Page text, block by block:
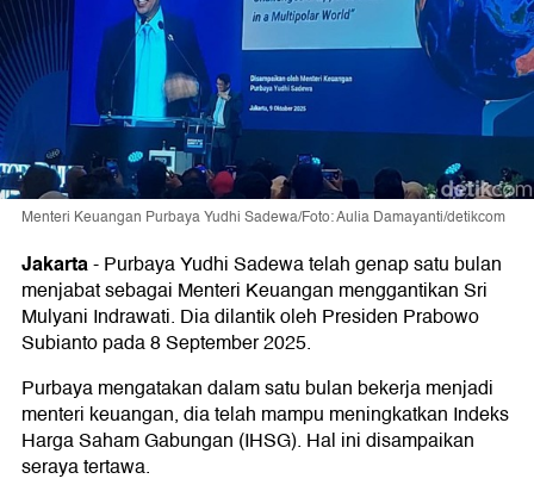
Menteri Keuangan Purbaya Yudhi Sadewa/Foto: Aulia Damayanti/detikcom
Jakarta-Purbaya Yudhi Sadewa telah genap satu bulan
menjabat sebagai Menteri Keuangan menggantikan Sri
Mulyani Indrawati. Dia dilantik oleh Presiden Prabowo
Subianto pada 8 September 2025.
Purbaya mengatakan dalam satu bulan bekerja menjadi
menteri keuangan, dia telah mampu meningkatkan Indeks
Harga Saham Gabungan (IHSG). Hal ini disampaikan
seraya tertawa.